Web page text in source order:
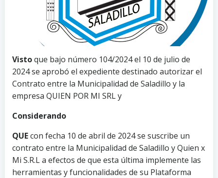
Vistoque bajo número 104/2024 el 10 de julio de
2024 se aprobó el expediente destinado autorizar el
Contrato entre la Municipalidad de Saladillo y la
empresa QUIEN POR MI SRL y
Considerando
QUEcon fecha 10 de abril de 2024 se suscribe un
contrato entre la Municipalidad de Saladillo y Quien x
Mi S.R.L a efectos de que esta última implemente las
herramientas y funcionalidades de su Plataforma